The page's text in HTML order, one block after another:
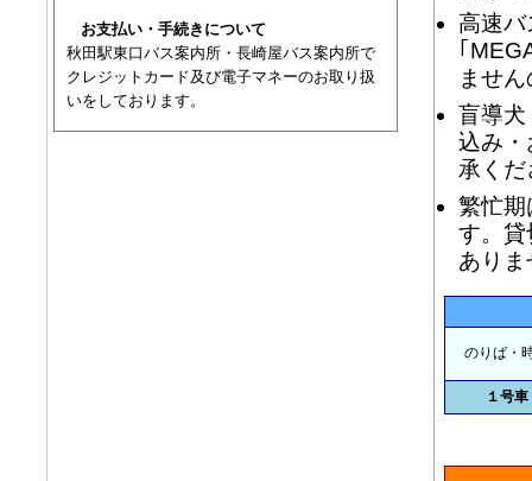
お支払い・手続きについて
秋田駅東口バス案内所・長崎屋バス案内所で
クレジットカード及び電子マネーのお取り扱
いをしております。
高速バ
｢
ませ
盲導犬
込み・
承く
繁忙期
す。貸
あり
のりば・
１号車